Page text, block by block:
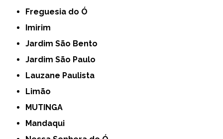
Freguesia do Ó
Imirim
Jardim São Bento
Jardim São Paulo
Lauzane Paulista
Limão
MUTINGA
Mandaqui